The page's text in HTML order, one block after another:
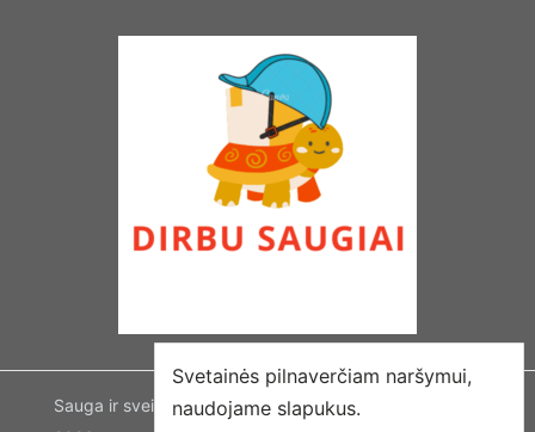
Sauga ir sveikata | Dirbu saugiai | Visos teisės saugomos ©
Svetainės pilnaverčiam naršymui,
naudojame slapukus.